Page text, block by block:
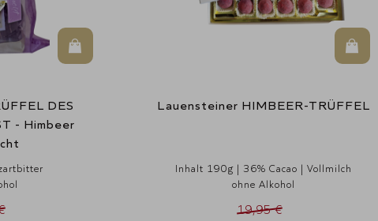
In den Warenkorb
DES
- Himbeer
In
Lauensteiner HIMBEER-TRÜFFEL
Inhalt 190g | 36% Cacao | Vollmilch
ohne Alkohol
19,95 €